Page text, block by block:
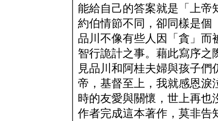
能給自己的答案就是「上帝
約伯情節不同，卻同樣是個
品川不像有些人因「貪」而
智行詭計之事。藉此寫序之
見品川和阿桂夫婦與孩子
帝，基督至上，我就感恩淚
時的友愛與關懷，世上再也
作者完成這本著作，莫非告